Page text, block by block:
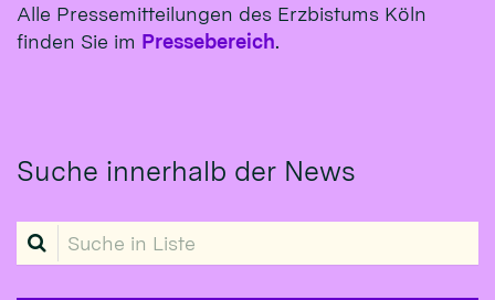
Alle Pressemitteilungen des Erzbistums Köln
finden Sie im Pressebereich.
Suche innerhalb der News
Suche in Liste